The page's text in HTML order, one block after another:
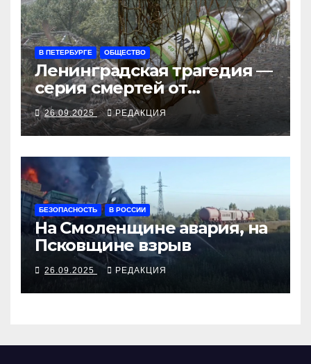
В ПЕТЕРБУРГЕ ОБЩЕСТВО
Ленинградская трагедия —
серия смертей от
алкосуррогата
26.09.2025 РЕДАКЦИЯ
БЕЗОПАСНОСТЬ В РОССИИ
На Смоленщине авария, на
Псковщине взрыв
26.09.2025 РЕДАКЦИЯ